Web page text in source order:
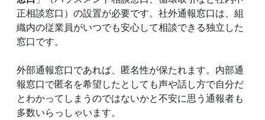
正相談窓口）の設置が必要です。社外通報窓口は、組
織内の従業員がいつでも安心して相談できる独立した
窓口です。
外部通報窓口であれば、匿名性が保たれます。内部通
報窓口で匿名を希望したとしても声や話し方で自分だ
とわかってしまうのではないかと不安に思う通報者も
多数いらっしゃいます。